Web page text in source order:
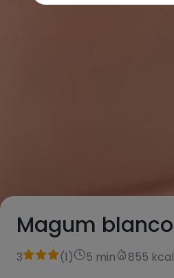
Magum blanco
3 (1) 5 min 855 kcal